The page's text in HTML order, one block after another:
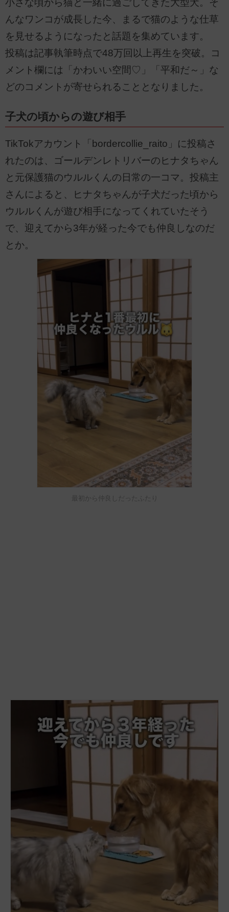
小さな頃から猫と一緒に過ごしてきた大型犬。そ
んなワンコが成長した今、まるで猫のような仕草
を見せるようになったと話題を集めています。
投稿は記事執筆時点で48万回以上再生を突破。コ
メント欄には「かわいい空間♡」「平和だ～」な
どのコメントが寄せられることとなりました。
子犬の頃からの遊び相手
TikTokアカウント「bordercollie_raito」に投稿さ
れたのは、ゴールデンレトリバーのヒナタちゃん
と元保護猫のウルルくんの日常の一コマ。投稿主
さんによると、ヒナタちゃんが子犬だった頃から
ウルルくんが遊び相手になってくれていたそう
で、迎えてから3年が経った今でも仲良しなのだ
とか。
最初から仲良しだったふたり